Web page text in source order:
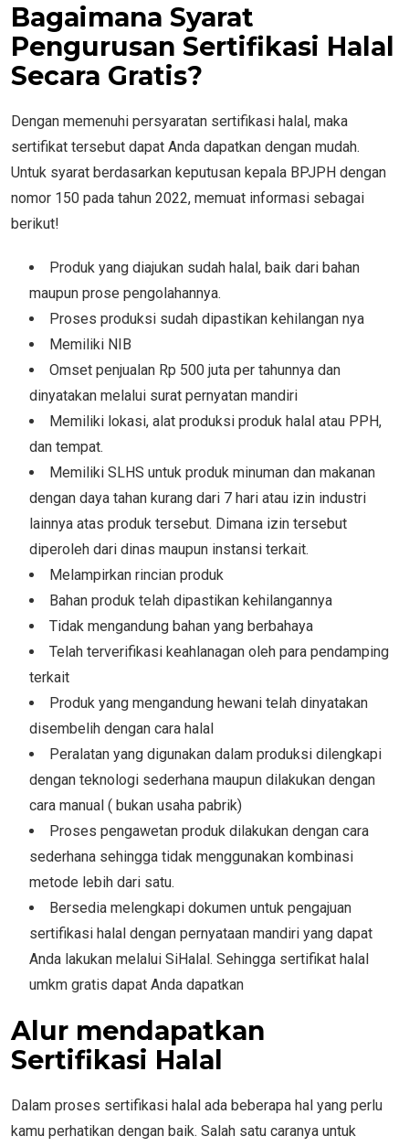
Bagaimana Syarat
Pengurusan Sertifikasi Halal
Secara Gratis?
Dengan memenuhi persyaratan sertifikasi halal, maka
sertifikat tersebut dapat Anda dapatkan dengan mudah.
Untuk syarat berdasarkan keputusan kepala BPJPH dengan
nomor 150 pada tahun 2022, memuat informasi sebagai
berikut!
Produk yang diajukan sudah halal, baik dari bahan
maupun prose pengolahannya.
Proses produksi sudah dipastikan kehilangan nya
Memiliki NIB
Omset penjualan Rp 500 juta per tahunnya dan
dinyatakan melalui surat pernyatan mandiri
Memiliki lokasi, alat produksi produk halal atau PPH,
dan tempat.
Memiliki SLHS untuk produk minuman dan makanan
dengan daya tahan kurang dari 7 hari atau izin industri
lainnya atas produk tersebut. Dimana izin tersebut
diperoleh dari dinas maupun instansi terkait.
Melampirkan rincian produk
Bahan produk telah dipastikan kehilangannya
Tidak mengandung bahan yang berbahaya
Telah terverifikasi keahlanagan oleh para pendamping
terkait
Produk yang mengandung hewani telah dinyatakan
disembelih dengan cara halal
Peralatan yang digunakan dalam produksi dilengkapi
dengan teknologi sederhana maupun dilakukan dengan
cara manual ( bukan usaha pabrik)
Proses pengawetan produk dilakukan dengan cara
sederhana sehingga tidak menggunakan kombinasi
metode lebih dari satu.
Bersedia melengkapi dokumen untuk pengajuan
sertifikasi halal dengan pernyataan mandiri yang dapat
Anda lakukan melalui SiHalal. Sehingga sertifikat halal
umkm gratis dapat Anda dapatkan
Alur mendapatkan
Sertifikasi Halal
Dalam proses sertifikasi halal ada beberapa hal yang perlu
kamu perhatikan dengan baik. Salah satu caranya untuk